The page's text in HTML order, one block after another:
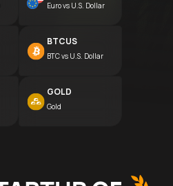
Euro vs U.S. Dollar
BTCUS
BTC vs U.S. Dollar
GOLD
Gold